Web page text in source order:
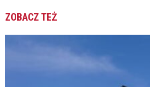
ZOBACZ TEŻ